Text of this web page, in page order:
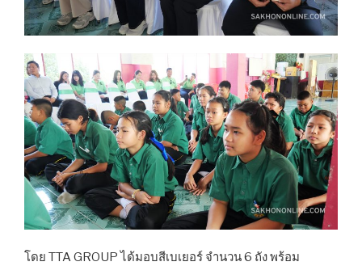
โดย TTA GROUP ได้มอบสีเบเยอร์ จำนวน 6 ถัง พร้อม